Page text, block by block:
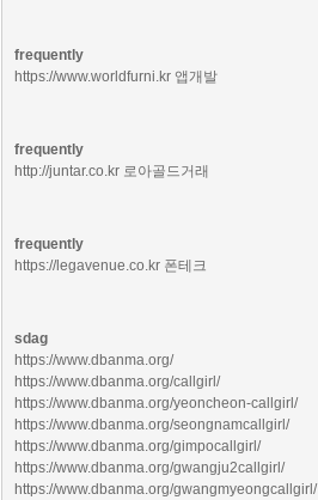
frequently
https://www.worldfurni.kr 앱개발
frequently
http://juntar.co.kr 로아골드거래
frequently
https://legavenue.co.kr 폰테크
sdag
https://www.dbanma.org/
https://www.dbanma.org/callgirl/
https://www.dbanma.org/yeoncheon-callgirl/
https://www.dbanma.org/seongnamcallgirl/
https://www.dbanma.org/gimpocallgirl/
https://www.dbanma.org/gwangju2callgirl/
https://www.dbanma.org/gwangmyeongcallgirl/